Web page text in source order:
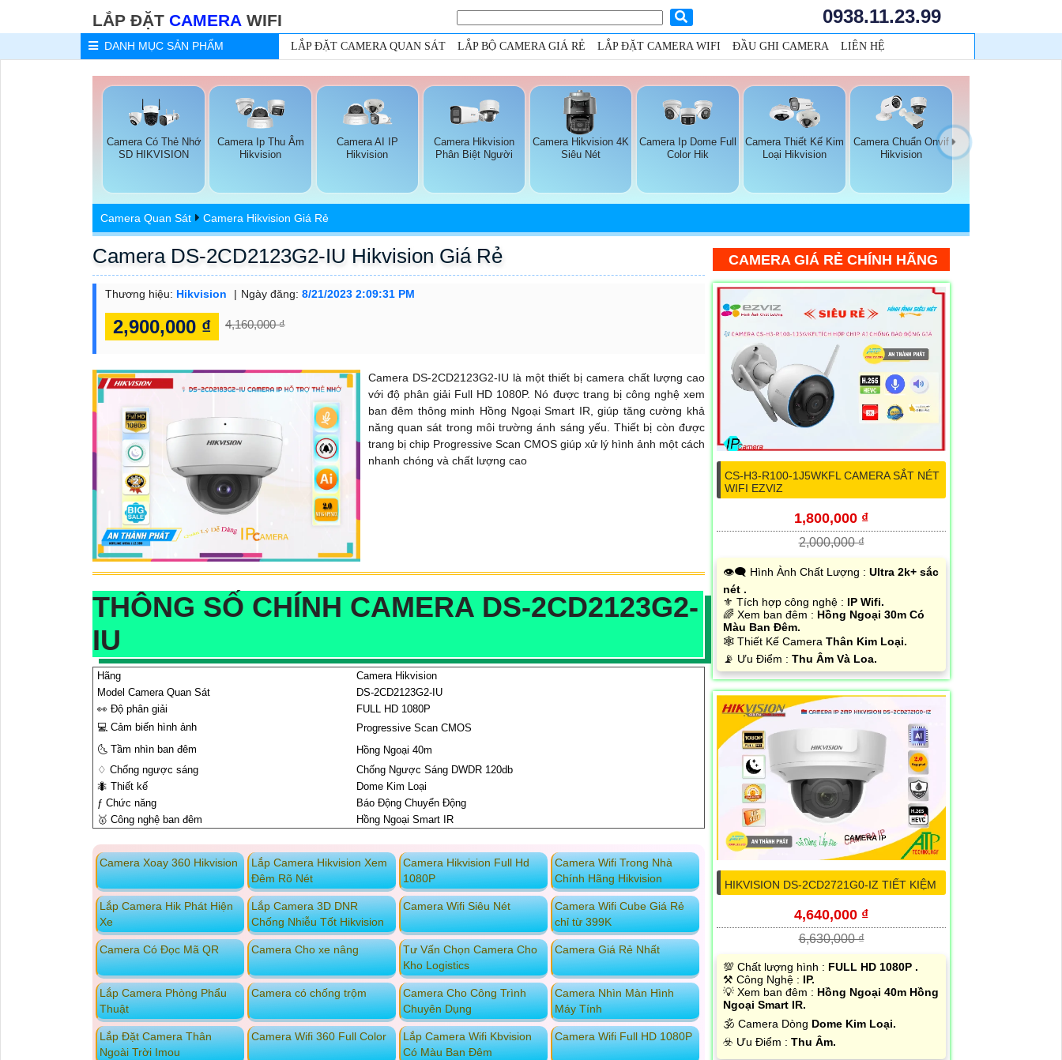
LẮP ĐẶT CAMERA WIFI 0938.11.23.99
DANH MỤC SẢN PHẨM LẮP ĐẶT CAMERA QUAN SÁT LẮP BỘ CAMERA GIÁ RẺ LẮP ĐẶT CAMERA WIFI ĐẦU GHI CAMERA LIÊN HỆ
Camera Có Thẻ Nhớ
SD HIKVISION
Camera Ip Thu Âm
Hikvision
Camera AI IP
Hikvision
Camera Hikvision
Phân Biệt Người
Camera Hikvision 4K
Siêu Nét
Camera Ip Dome Full
Color Hik
Camera Thiết Kế Kim
Loại Hikvision
Camera Chuẩn Onvif
Hikvision
Camera Quan Sát Camera Hikvision Giá Rẻ
Camera DS-2CD2123G2-IU Hikvision Giá Rẻ
Thương hiệu: Hikvision Ngày đăng: 8/21/2023 2:09:31 PM
2,900,000 ₫ 4,160,000 ₫
Camera DS-2CD2123G2-IU là một thiết bị camera chất lượng cao
với độ phân giải Full HD 1080P. Nó được trang bị công nghệ xem
ban đêm thông minh Hồng Ngoại Smart IR, giúp tăng cường khả
năng quan sát trong môi trường ánh sáng yếu. Thiết bị còn được
trang bị chip Progressive Scan CMOS giúp xử lý hình ảnh một cách
nhanh chóng và chất lượng cao
THÔNG SỐ CHÍNH CAMERA DS-2CD2123G2-
IU
Hãng
Camera Hikvision
Model Camera Quan Sát
DS-2CD2123G2-IU
️👀 Độ phân giải
FULL HD 1080P
💻 Cảm biến hình ảnh
Progressive Scan CMOS
🌜 Tầm nhìn ban đêm
Hồng Ngoại 40m
♢ Chống ngược sáng
Chống Ngược Sáng DWDR 120db
🐜 Thiết kế
Dome Kim Loại
ƒ Chức năng
Báo Động Chuyển Động
🥇️ Công nghệ ban đêm
Hồng Ngoại Smart IR
Camera Xoay 360 Hikvision
Lắp Camera Hikvision Xem
Đêm Rõ Nét
Camera Hikvision Full Hd
1080P
Camera Wifi Trong Nhà
Chính Hãng Hikvision
Lắp Camera Hik Phát Hiện
Xe
Lắp Camera 3D DNR
Chống Nhiễu Tốt Hikvision
Camera Wifi Siêu Nét
Camera Wifi Cube Giá Rẻ
chỉ từ 399K
Camera Có Đọc Mã QR Camera Cho xe nâng
Tư Vấn Chọn Camera Cho
Kho Logistics
Camera Giá Rẻ Nhất
Lắp Camera Phòng Phẩu
Thuật
Camera có chống trộm
Camera Cho Công Trình
Chuyên Dụng
Camera Nhìn Màn Hình
Máy Tính
Lắp Đặt Camera Thân
Ngoài Trời Imou
Camera Wifi 360 Full Color
Lắp Camera Wifi Kbvision
Có Màu Ban Đêm
Camera Wifi Full HD 1080P
CAMERA GIÁ RẺ CHÍNH HÃNG
CS-H3-R100-1J5WKFL CAMERA SẮT NÉT
WIFI EZVIZ
1,800,000 ₫
2,000,000 ₫
👁️‍🗨 Hình Ành Chất Lượng : Ultra 2k+ sắc
nét .
⚜️ Tích hợp công nghệ : IP Wifi.
🌈 Xem ban đêm : Hồng Ngoại 30m Có
Màu Ban Đêm.
🕸️ Thiết Kế Camera Thân Kim Loại.
️📡 Ưu Điểm : Thu Âm Và Loa.
HIKVISION DS-2CD2721G0-IZ TIẾT KIỆM
4,640,000 ₫
6,630,000 ₫
💯 Chất lượng hình : FULL HD 1080P .
⚒ Công Nghệ : IP.
💡 Xem ban đêm : Hồng Ngoại 40m Hồng
Ngoại Smart IR.
🕉️ Camera Dòng Dome Kim Loại.
️☣️ Ưu Điểm : Thu Âm.